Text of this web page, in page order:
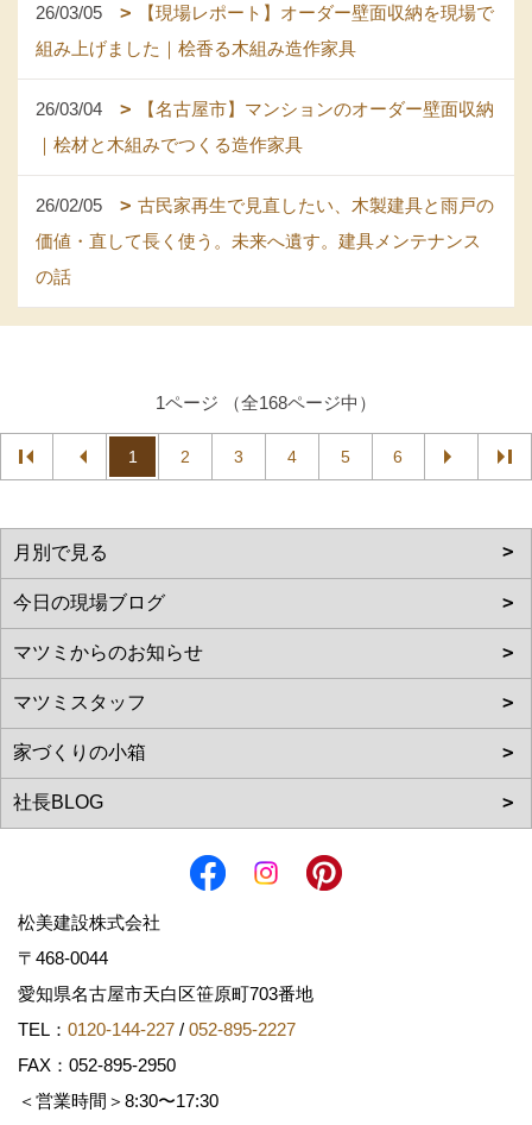
26/03/05
【現場レポート】オーダー壁面収納を現場で
組み上げました｜桧香る木組み造作家具
26/03/04
【名古屋市】マンションのオーダー壁面収納
｜桧材と木組みでつくる造作家具
26/02/05
古民家再生で見直したい、木製建具と雨戸の
価値・直して長く使う。未来へ遺す。建具メンテナンス
の話
1ページ （全168ページ中）
1 2 3 4 5 6
松美建設株式会社
〒468-0044
愛知県名古屋市天白区笹原町703番地
TEL： 0120-144-227 / 052-895-2227
FAX：052-895-2950
＜営業時間＞8:30〜17:30